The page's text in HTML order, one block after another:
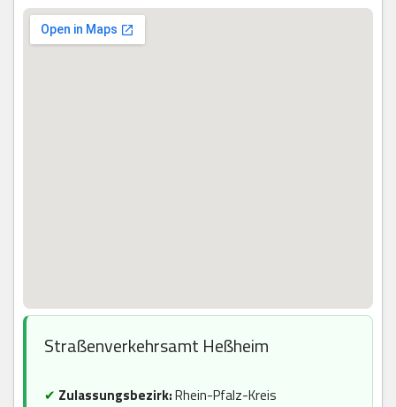
Straßenverkehrsamt Heßheim
✔ Zulassungsbezirk:Rhein-Pfalz-Kreis